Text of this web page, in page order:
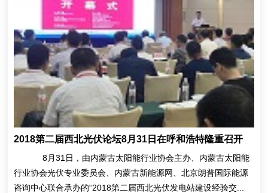
2018第二届西北光伏论坛8月31日在呼和浩特隆重召开
8月31日，由内蒙古太阳能行业协会主办、内蒙古太阳能
行业协会光伏专业委员会、内蒙古新能源网、北京朗普国际能源
咨询中心联合承办的“2018第二届西北光伏发电站建设经验交...